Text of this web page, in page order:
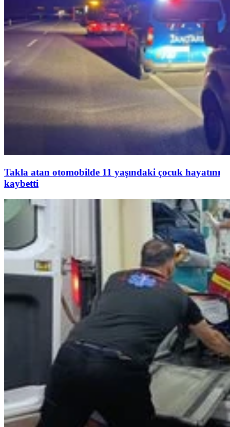
Takla atan otomobilde 11 yaşındaki çocuk hayatını
kaybetti